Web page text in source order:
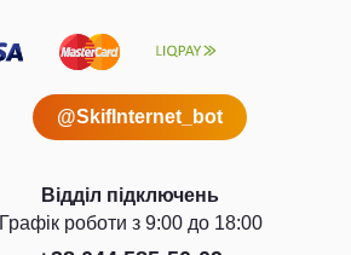
@SkifInternet_bot
Відділ підключень
Графiк роботи з 9:00 до 18:00